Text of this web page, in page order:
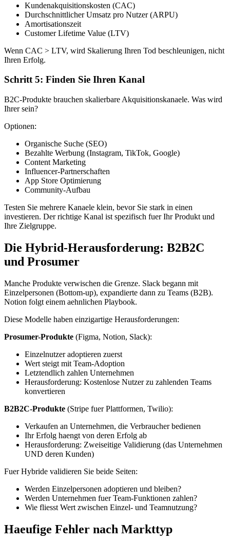
Kundenakquisitionskosten (CAC)
Durchschnittlicher Umsatz pro Nutzer (ARPU)
Amortisationszeit
Customer Lifetime Value (LTV)
Wenn CAC > LTV, wird Skalierung Ihren Tod beschleunigen, nicht
Ihren Erfolg.
Schritt 5: Finden Sie Ihren Kanal
B2C-Produkte brauchen skalierbare Akquisitionskanaele. Was wird
Ihrer sein?
Optionen:
Organische Suche (SEO)
Bezahlte Werbung (Instagram, TikTok, Google)
Content Marketing
Influencer-Partnerschaften
App Store Optimierung
Community-Aufbau
Testen Sie mehrere Kanaele klein, bevor Sie stark in einen
investieren. Der richtige Kanal ist spezifisch fuer Ihr Produkt und
Ihre Zielgruppe.
Die Hybrid-Herausforderung: B2B2C
und Prosumer
Manche Produkte verwischen die Grenze. Slack begann mit
Einzelpersonen (Bottom-up), expandierte dann zu Teams (B2B).
Notion folgt einem aehnlichen Playbook.
Diese Modelle haben einzigartige Herausforderungen:
Prosumer-Produkte (Figma, Notion, Slack):
Einzelnutzer adoptieren zuerst
Wert steigt mit Team-Adoption
Letztendlich zahlen Unternehmen
Herausforderung: Kostenlose Nutzer zu zahlenden Teams
konvertieren
B2B2C-Produkte (Stripe fuer Plattformen, Twilio):
Verkaufen an Unternehmen, die Verbraucher bedienen
Ihr Erfolg haengt von deren Erfolg ab
Herausforderung: Zweiseitige Validierung (das Unternehmen
UND deren Kunden)
Fuer Hybride validieren Sie beide Seiten:
Werden Einzelpersonen adoptieren und bleiben?
Werden Unternehmen fuer Team-Funktionen zahlen?
Wie fliesst Wert zwischen Einzel- und Teamnutzung?
Haeufige Fehler nach Markttyp